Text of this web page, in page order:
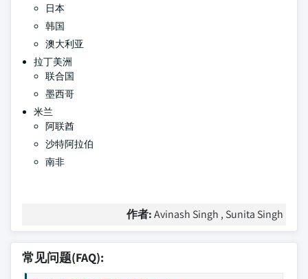
日本
韩国
澳大利亚
拉丁美洲
联合国
墨西哥
米兰
阿联酋
沙特阿拉伯
南非
作者:Avinash Singh , Sunita Singh
常见问题(FAQ):